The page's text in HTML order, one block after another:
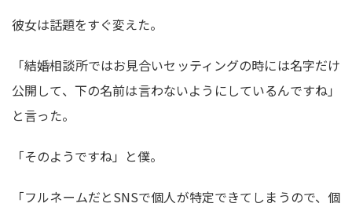
彼女は話題をすぐ変えた。
「結婚相談所ではお見合いセッティングの時には名字だけ
公開して、下の名前は言わないようにしているんですね」
と言った。
「そのようですね」と僕。
「フルネームだとSNSで個人が特定できてしまうので、個